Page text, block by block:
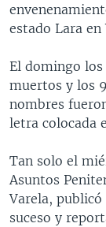
EL MUNDO AL
DEPORTIVO
NOTA
SÍGANOS
Idiomas
estado Lara en
El domingo
muertos y los
nombres
letra colocada
Tan solo el
Asuntos
Varela,
suceso y